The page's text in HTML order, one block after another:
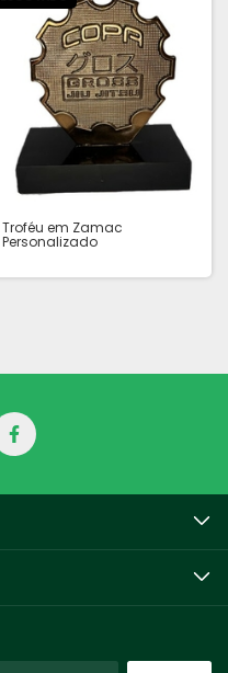
Troféu em Zamac
Personalizado